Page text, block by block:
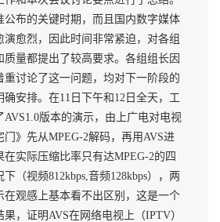
公布的关键时期，而且国内数字媒体
演愈烈，因此时间非常紧迫，对各组
质量都提出了较高要求。各组组长因
重讨论了这一问题，均对下一阶段的
确安排。在11日下午和12日全天，工
AVS1.0版本的演示，由上广电对电视
门》先从MPEG-2解码，再用AVS进
在实际压缩比率只有达MPEG-2的四
（视频812kbps,音频128kbps），两
在观感上基本看不出区别，这是一个
，证明AVS在网络电视上（IPTV）